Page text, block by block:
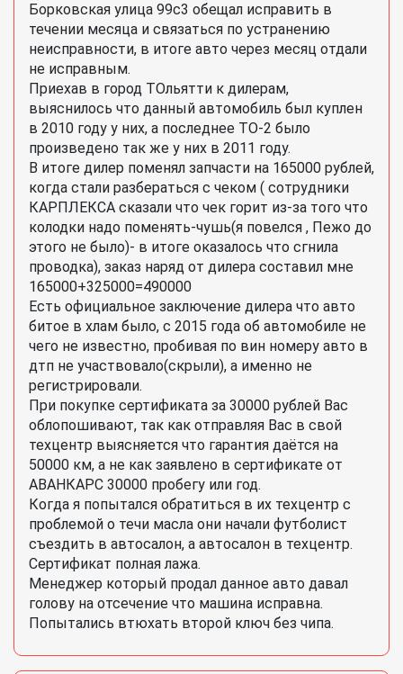
Борковская улица 99с3 обещал исправить в
течении месяца и связаться по устранению
неисправности, в итоге авто через месяц отдали
не исправным.
Приехав в город ТОльятти к дилерам,
выяснилось что данный автомобиль был куплен
в 2010 году у них, а последнее ТО-2 было
произведено так же у них в 2011 году.
В итоге дилер поменял запчасти на 165000 рублей,
когда стали разбераться с чеком ( сотрудники
КАРПЛЕКСА сказали что чек горит из-за того что
колодки надо поменять-чушь(я повелся , Пежо до
этого не было)- в итоге оказалось что сгнила
проводка), заказ наряд от дилера составил мне
165000+325000=490000
Есть официальное заключение дилера что авто
битое в хлам было, с 2015 года об автомобиле не
чего не известно, пробивая по вин номеру авто в
дтп не участвовало(скрыли), а именно не
регистрировали.
При покупке сертификата за 30000 рублей Вас
облопошивают, так как отправляя Вас в свой
техцентр выясняется что гарантия даётся на
50000 км, а не как заявлено в сертификате от
АВАНКАРС 30000 пробегу или год.
Когда я попытался обратиться в их техцентр с
проблемой о течи масла они начали футболист
съездить в автосалон, а автосалон в техцентр.
Сертификат полная лажа.
Менеджер который продал данное авто давал
голову на отсечение что машина исправна.
Попытались втюхать второй ключ без чипа.